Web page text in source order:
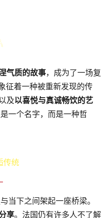
气质的故事，成为了一场复
征着一种被重新发现的传
及以喜悦与真诚畅饮的艺
一个名字，而是一种哲
传统
当下之间架起一座桥梁。
享。法国仍有许多人不了解